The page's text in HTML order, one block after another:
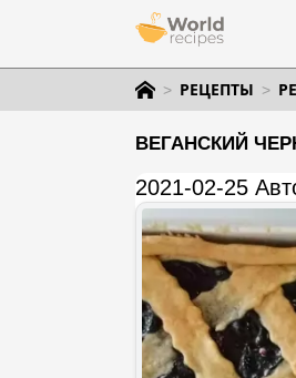
РЕЦЕПТЫ
ВЕГАНСКИЙ
2021-02-25